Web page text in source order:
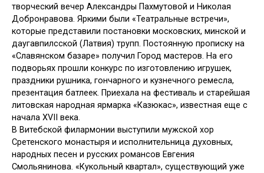
творческий вечер Александры Пахмутовой и Николая
Добронравова. Яркими были «Театральные встречи»,
которые представили постановки мо­сковских, минской и
даугавпилсской (Латвия) трупп. Постоянную прописку на
«Славянском базаре» получил Город мастеров. На его
подворьях прошли конкурс по изготовлению игрушек,
праздники рушника, гончарного и куз­нечного ремесла,
презентация батлеек. Приехала на фестиваль и старейшая
литовская народная ярмарка «Казюкас», известная еще с
начала XVII века.
В Витебской филармонии выступили мужской хор
Сретенского монастыря и исполнительница духовных,
народных песен и русских романсов Евгения
Смольянинова. «Кукольный квартал», существующий уже